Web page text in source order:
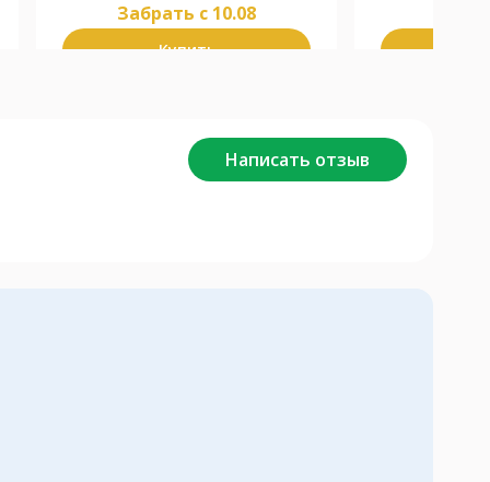
Забрать c 10.08
Купить
Написать отзыв